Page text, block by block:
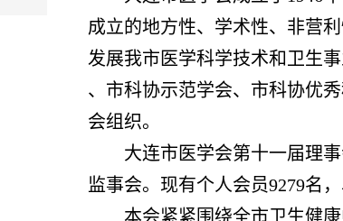
成立的地方性、学术性、非营
发展我市医学科学技术和卫生
、市科协示范学会、市科协优
会组织。
大连市医学会第十一届理
监事会。现有个人会员9279名
本会紧紧围绕全市卫生健